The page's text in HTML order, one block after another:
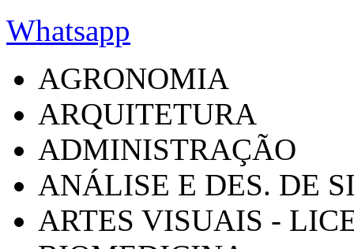
Whatsapp
AGRONOMIA
ARQUITETURA
ADMINISTRAÇÃO
ANÁLISE E DES. DE
ARTES VISUAIS -